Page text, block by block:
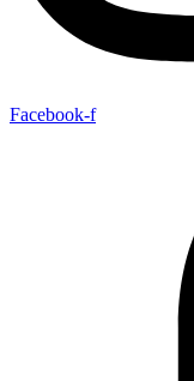
Facebook-f